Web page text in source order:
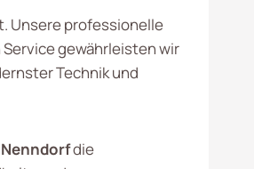
Unsere professionelle
gewährleisten wir
Technik und
Nenndorfdie